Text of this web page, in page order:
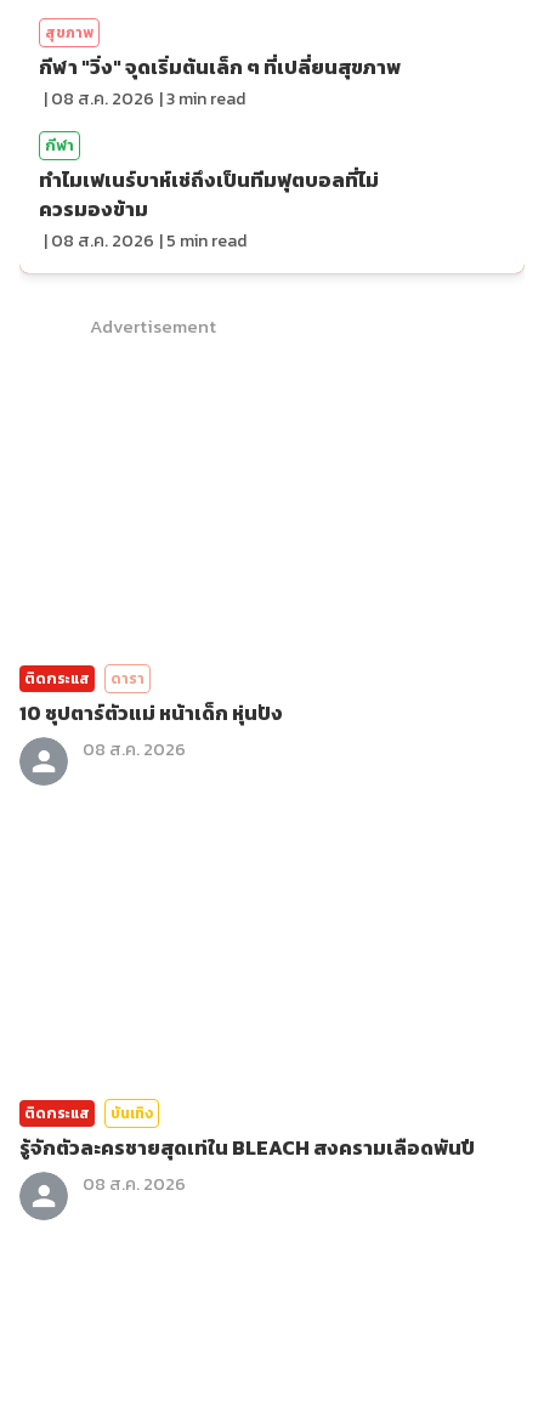
สุขภาพ
กีฬา "วิ่ง" จุดเริ่มต้นเล็ก ๆ ที่เปลี่ยนสุขภาพ
|08 ส.ค. 2026 |3min read
กีฬา
ทำไมเฟเนร์บาห์เช่ถึงเป็นทีมฟุตบอลที่ไม่
ควรมองข้าม
|08 ส.ค. 2026 |5 min read
Advertisement
ติดกระแส ดารา
10 ซุปตาร์ตัวแม่ หน้าเด็ก หุ่นปัง
08 ส.ค. 2026
ติดกระแส บันเทิง
รู้จักตัวละครชายสุดเท่ใน BLEACH สงครามเลือดพันปี
08 ส.ค. 2026